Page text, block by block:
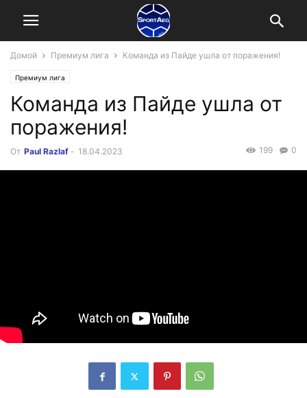
Домой Премиум лига Команда из Пайде ушла от поражения!
Премиум лига
Команда из Пайде ушла от
поражения!
От Paul Razlaf - 18.04.2023 0
199